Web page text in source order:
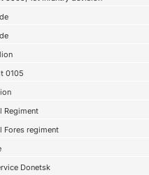
0105
Regiment
Fores regiment
Donetsk